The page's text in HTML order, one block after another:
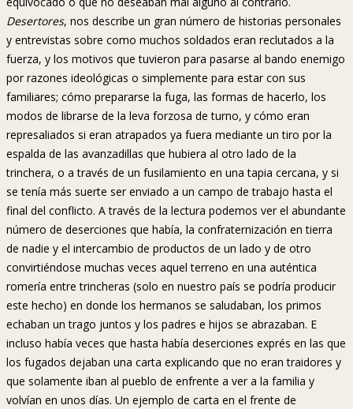
Desertores, nos describe un gran número de historias personales
y entrevistas sobre como muchos soldados eran reclutados a la
fuerza, y los motivos que tuvieron para pasarse al bando enemigo
por razones ideológicas o simplemente para estar con sus
familiares; cómo prepararse la fuga, las formas de hacerlo, los
modos de librarse de la leva forzosa de turno, y cómo eran
represaliados si eran atrapados ya fuera mediante un tiro por la
espalda de las avanzadillas que hubiera al otro lado de la
trinchera, o a través de un fusilamiento en una tapia cercana, y si
se tenía más suerte ser enviado a un campo de trabajo hasta el
final del conflicto. A través de la lectura podemos ver el abundante
número de deserciones que había, la confraternización en tierra
de nadie y el intercambio de productos de un lado y de otro
convirtiéndose muchas veces aquel terreno en una auténtica
romería entre trincheras (solo en nuestro país se podría producir
este hecho) en donde los hermanos se saludaban, los primos
echaban un trago juntos y los padres e hijos se abrazaban. E
incluso había veces que hasta había deserciones exprés en las que
los fugados dejaban una carta explicando que no eran traidores y
que solamente iban al pueblo de enfrente a ver a la familia y
volvían en unos días. Un ejemplo de carta en el frente de